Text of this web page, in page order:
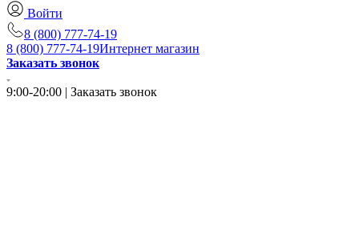
Войти
8 (800) 777-74-19
8 (800) 777-74-19Интернет магазин
Заказать звонок
9:00-20:00 | Заказать звонок